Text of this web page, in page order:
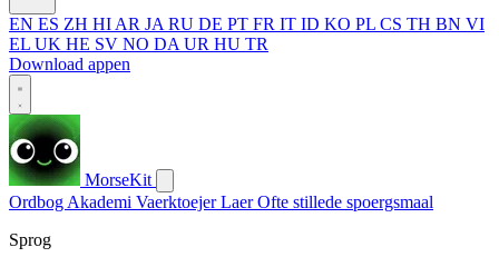
EN ES ZH HI AR JA RU DE PT FR IT ID KO PL CS TH BN VI
EL UK HE SV NO DA UR HU TR
Download appen
MorseKit
Ordbog Akademi VaerktoejerLaerOfte stillede spoergsmaal
Sprog